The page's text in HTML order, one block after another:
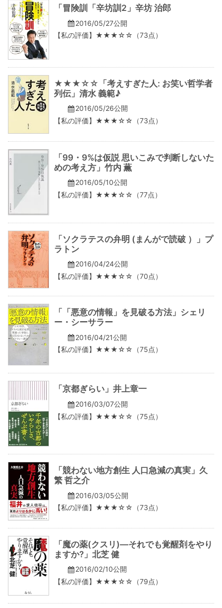
「冒険訓「辛坊訓2」辛坊 治郎
2016/05/27公開
【私の評価】★★★☆☆（73点）
★★★☆☆「考えすぎた人: お笑い哲学者
列伝」清水 義範♪
2016/05/26公開
【私の評価】★★★☆☆（73点）
「99・9%は仮説 思いこみで判断しないた
めの考え方」竹内 薫
2016/05/10公開
【私の評価】★★★☆☆（77点）
「ソクラテスの弁明 (まんがで読破 ）」プ
ラトン
2016/04/24公開
【私の評価】★★★☆☆（70点）
「「悪意の情報」を見破る方法」シェリ
ー・シーサラー
2016/04/21公開
【私の評価】★★★☆☆（75点）
「京都ぎらい」井上章一
2016/03/07公開
【私の評価】★★★☆☆（75点）
「競わない地方創生 人口急減の真実」久
繁 哲之介
2016/03/05公開
【私の評価】★★★☆☆（73点）
「魔の薬(クスリ)―それでも覚醒剤をやり
ますか?」北芝 健
2016/02/10公開
【私の評価】★★★☆☆（79点）